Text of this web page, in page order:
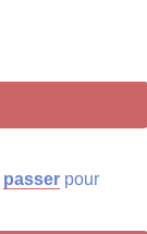
passer pour